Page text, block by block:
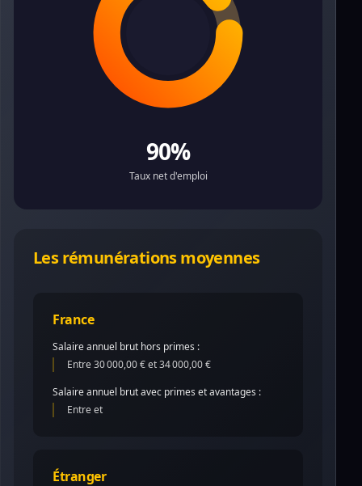
90%
Taux net d'emploi
Les rémunérations moyennes
France
Salaire annuel brut hors primes :
Entre 30 000,00 € et 34 000,00 €
Salaire annuel brut avec primes et avantages :
Entre et
Étranger